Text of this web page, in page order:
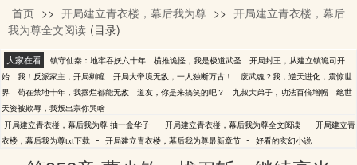
抽一盒华子
首页 >> 开局建立青衣楼，幕后我为尊 >> 开局建立青衣楼，幕后
我为尊全文阅读 (目录)
大家在看 镇守仙秦：地牢吞妖六十年 横推诡怪，我是极道武圣
开局封王，从建立镇诡司开
始
我！反派家主，开局剜瞳 开局大帝境无敌，一人独断万古！
废武魂？我，逆天进化，震惊世
界
苟在禁地十年，我摆烂都能无敌 道友，你是来搞笑的吧？ 九叔大弟子，功法百倍增幅
绝世
天资被欺辱，我叛出宗你哭啥
开局建立青衣楼，幕后我为尊 抽一盒华子 - 开局建立青衣楼，幕后我为尊全文阅读 - 开局建立青
衣楼，幕后我为尊txt下载 - 开局建立青衣楼，幕后我为尊最新章节 - 好看的玄幻小说